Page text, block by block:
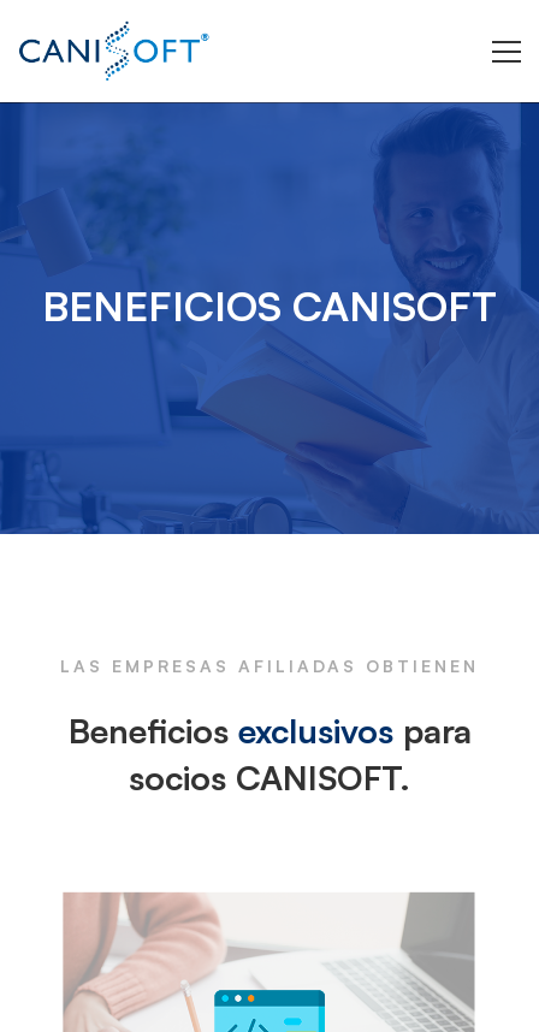
CANISOFT
BENEFICIOS CANISOFT
LAS EMPRESAS AFILIADAS OBTIENEN
Beneficios exclusivospara
socios CANISOFT.